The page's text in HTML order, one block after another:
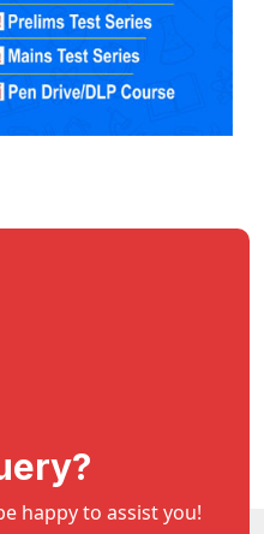
happy to assist you!